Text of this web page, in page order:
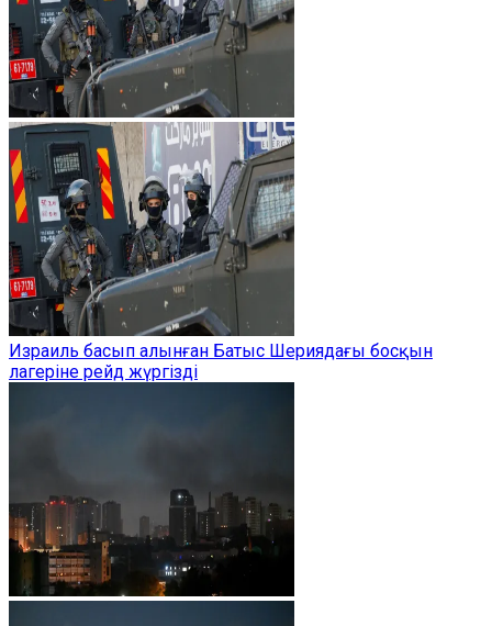
Израиль басып алынған Батыс Шериядағы босқын
лагеріне рейд жүргізді